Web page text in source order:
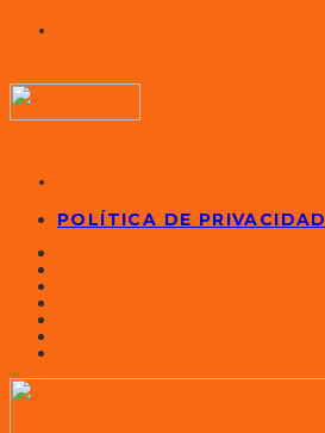
POLÍTICA DE PRIVACIDAD